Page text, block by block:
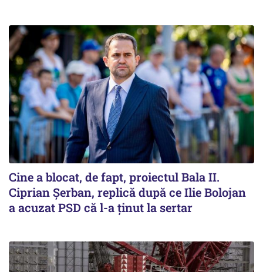
Cine a blocat, de fapt, proiectul Bala II.
Ciprian Șerban, replică după ce Ilie Bolojan
a acuzat PSD că l-a ținut la sertar